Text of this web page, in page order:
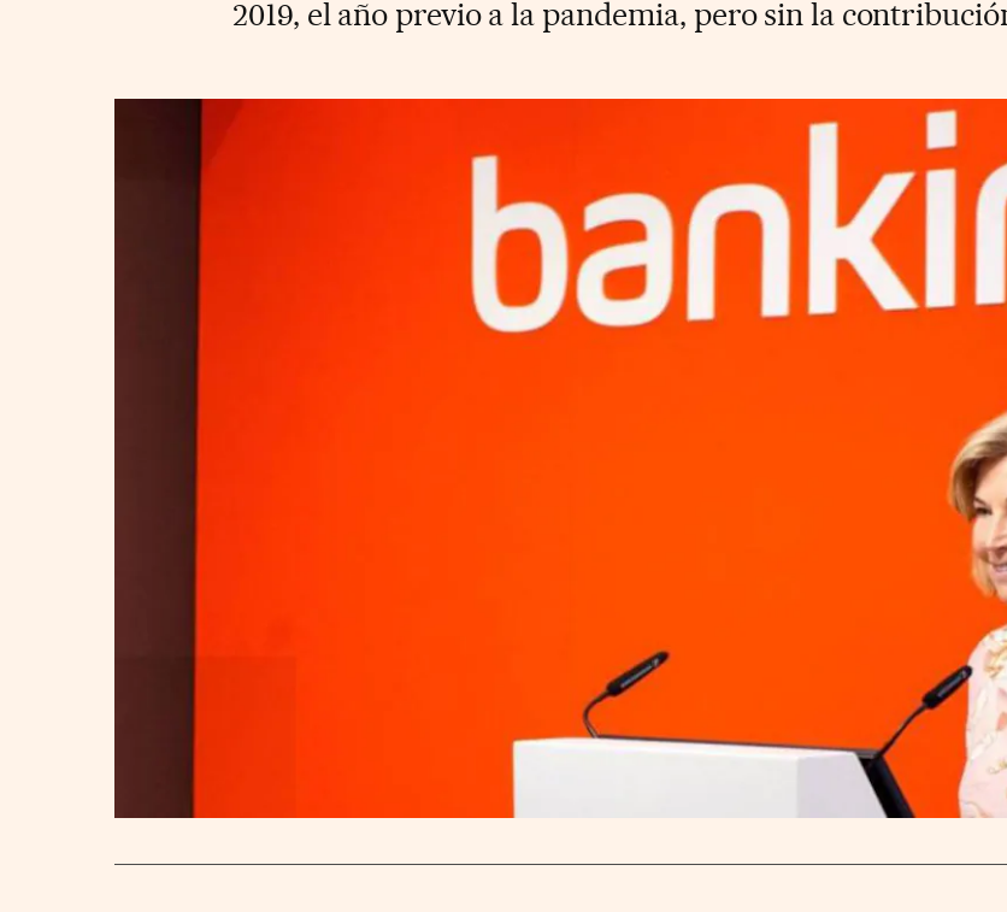
2019, el año previo a la pandemia, pero sin la